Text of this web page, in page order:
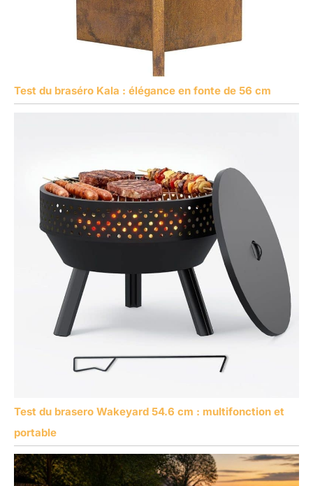
Test du braséro Kala : élégance en fonte de 56 cm
Test du brasero Wakeyard 54.6 cm : multifonction et
portable